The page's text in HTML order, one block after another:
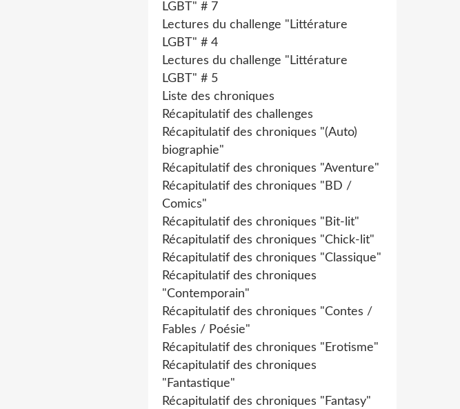
LGBT" # 7
Lectures du challenge "Littérature
LGBT" # 4
Lectures du challenge "Littérature
LGBT" # 5
Liste des chroniques
Récapitulatif des challenges
Récapitulatif des chroniques "(Auto)
biographie"
Récapitulatif des chroniques "Aventure"
Récapitulatif des chroniques "BD /
Comics"
Récapitulatif des chroniques "Bit-lit"
Récapitulatif des chroniques "Chick-lit"
Récapitulatif des chroniques "Classique"
Récapitulatif des chroniques
"Contemporain"
Récapitulatif des chroniques "Contes /
Fables / Poésie"
Récapitulatif des chroniques "Erotisme"
Récapitulatif des chroniques
"Fantastique"
Récapitulatif des chroniques "Fantasy"